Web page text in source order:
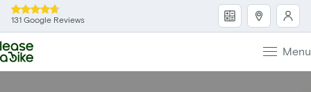
131 Google Reviews
Menu